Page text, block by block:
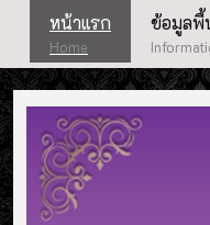
หน้าแรก
Home
ข้อมูลพื้